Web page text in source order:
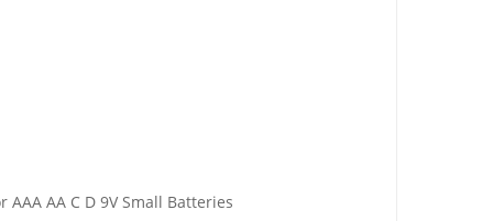
AA C D 9V Small Batteries